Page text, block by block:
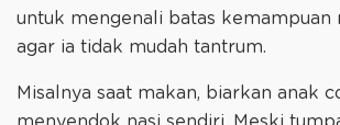
untuk mengenali batas kemampuan
agar ia tidak mudah tantrum.
Misalnya saat makan, biarkan anak
menyendok nasi sendiri. Meski